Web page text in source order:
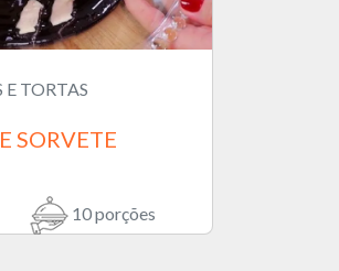
E TORTAS
SORVETE
10 porções